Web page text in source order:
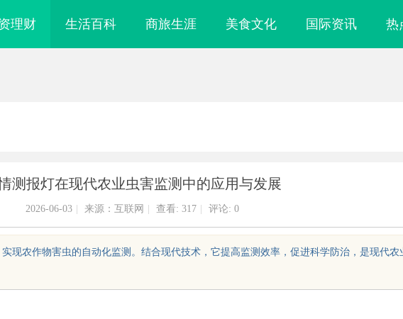
理财 生活百科 商旅生涯 美食文化 国际资讯 热
测报灯在现代农业虫害监测中的应用与发展
2026-06-03 来源：互联网 查看: 317 评论: 0
现农作物害虫的自动化监测。结合现代技术，它提高监测效率，促进科学防治，是现代农